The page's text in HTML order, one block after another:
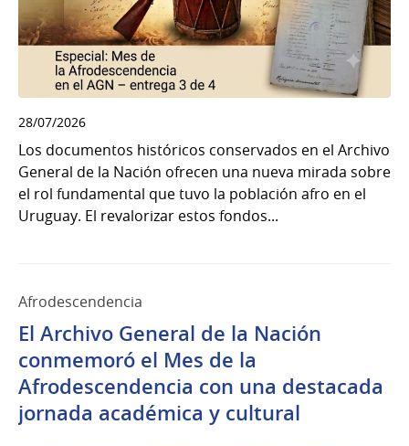
28/07/2026
Los documentos históricos conservados en el Archivo
General de la Nación ofrecen una nueva mirada sobre
el rol fundamental que tuvo la población afro en el
Uruguay. El revalorizar estos fondos...
Afrodescendencia
El Archivo General de la Nación
conmemoró el Mes de la
Afrodescendencia con una destacada
jornada académica y cultural